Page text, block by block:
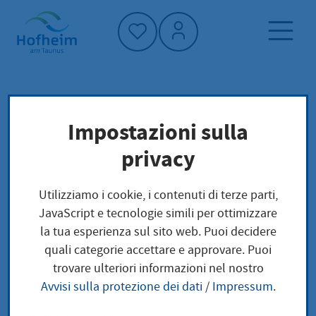
Home"
Pagina iniziale
Vivere a Hofheim
Società e questioni sociali
Fondazione comunitaria Hofheim
Geförderte Projekte
Geförderte Projekte
Impostazioni sulla
privacy
Utilizziamo i cookie, i contenuti di terze parti,
JavaScript e tecnologie simili per ottimizzare
la tua esperienza sul sito web. Puoi decidere
quali categorie accettare e approvare. Puoi
trovare ulteriori informazioni nel nostro
Avvisi sulla protezione dei dati/ Impressum.